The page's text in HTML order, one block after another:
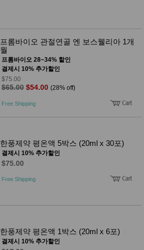
프롬바이오 관절연골 엔 보스웰리아 1개
월
프롬바이오 28~34% 할인
결제시 10% 추가할인
$75.00
$65.00 $54.00 (28% off)
Free Shipping
한풍제약 평온액 5박스 (20ml x 30포)
결제시 10% 추가할인
$75.00
Free Shipping
한풍제약 평온액 1박스 (20ml x 6포)
결제시 10% 추가할인